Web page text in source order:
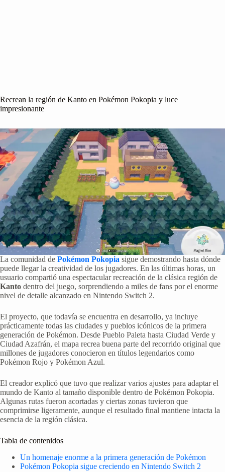
Recrean la región de Kanto en Pokémon Pokopia y luce
impresionante
La comunidad de Pokémon Pokopia sigue demostrando hasta dónde
puede llegar la creatividad de los jugadores. En las últimas horas, un
usuario compartió una espectacular recreación de la clásica región de
Kanto dentro del juego, sorprendiendo a miles de fans por el enorme
nivel de detalle alcanzado en Nintendo Switch 2.
El proyecto, que todavía se encuentra en desarrollo, ya incluye
prácticamente todas las ciudades y pueblos icónicos de la primera
generación de Pokémon. Desde Pueblo Paleta hasta Ciudad Verde y
Ciudad Azafrán, el mapa recrea buena parte del recorrido original que
millones de jugadores conocieron en títulos legendarios como
Pokémon Rojo y Pokémon Azul.
El creador explicó que tuvo que realizar varios ajustes para adaptar el
mundo de Kanto al tamaño disponible dentro de Pokémon Pokopia.
Algunas rutas fueron acortadas y ciertas zonas tuvieron que
comprimirse ligeramente, aunque el resultado final mantiene intacta la
esencia de la región clásica.
Tabla de contenidos
Un homenaje enorme a la primera generación de Pokémon
Pokémon Pokopia sigue creciendo en Nintendo Switch 2